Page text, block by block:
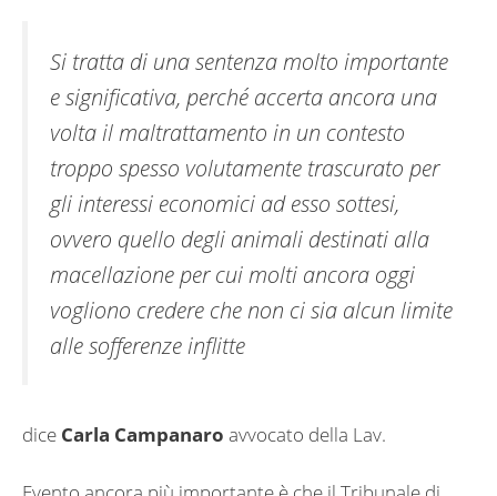
Si tratta di una sentenza molto importante
e significativa, perché accerta ancora una
volta il maltrattamento in un contesto
troppo spesso volutamente trascurato per
gli interessi economici ad esso sottesi,
ovvero quello degli animali destinati alla
macellazione per cui molti ancora oggi
vogliono credere che non ci sia alcun limite
alle sofferenze inflitte
dice Carla Campanaro avvocato della Lav.